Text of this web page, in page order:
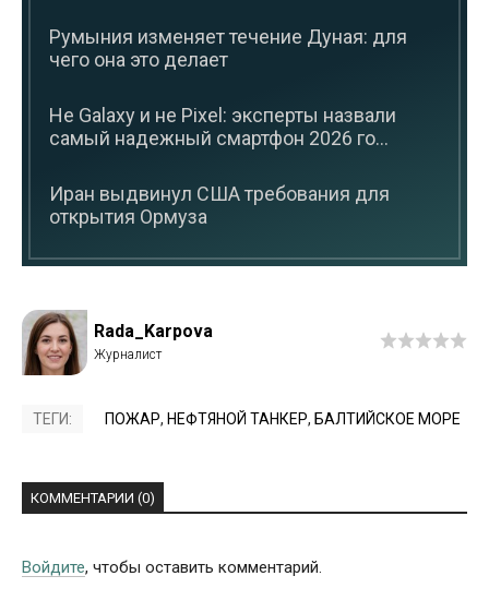
Румыния изменяет течение Дуная: для
чего она это делает
Не Galaxy и не Pixel: эксперты назвали
самый надежный смартфон 2026 го...
Иран выдвинул США требования для
открытия Ормуза
Rada_Karpova
ТЕГИ: ПОЖАР, НЕФТЯНОЙ ТАНКЕР, БАЛТИЙСКОЕ МОРЕ
КОММЕНТАРИИ (0)
Войдите, чтобы оставить комментарий.